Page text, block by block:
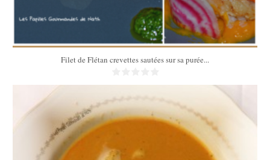
Filet de Flétan crevettes sautées sur sa purée...